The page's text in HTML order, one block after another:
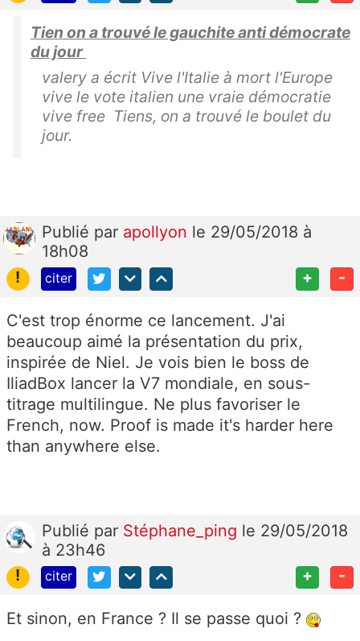
Tien on a trouvé le gauchite anti démocrate
du jour
valery a écrit Vive l'Italie à mort l'Europe
vive le vote italien une vraie démocratie
vive free Tiens, on a trouvé le boulet du
jour.
Publié par apollyon le 29/05/2018 à
18h08
!
citer + -
C'est trop énorme ce lancement. J'ai
beaucoup aimé la présentation du prix,
inspirée de Niel. Je vois bien le boss de
IliadBox lancer la V7 mondiale, en sous-
titrage multilingue. Ne plus favoriser le
French, now. Proof is made it's harder here
than anywhere else.
Publié par Stéphane_ping le 29/05/2018
à 23h46
!
citer + -
Et sinon, en France ? Il se passe quoi ?